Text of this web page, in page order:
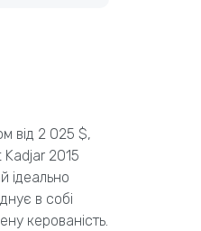
від 2 025 $,
Kadjar 2015
ідеально
в собі
керованість.